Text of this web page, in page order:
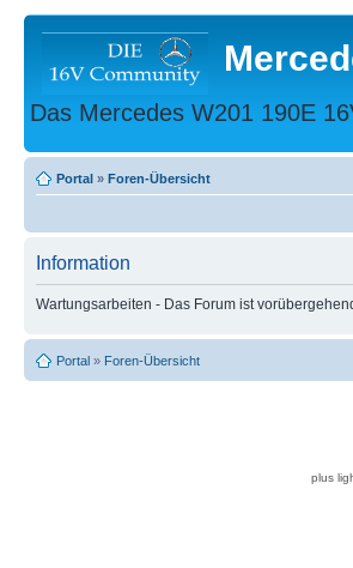
Das Mercedes W201 190E
Portal » Foren-Übersicht
Information
Wartungsarbeiten - Das Forum ist
Portal » Foren-Übersicht
plus